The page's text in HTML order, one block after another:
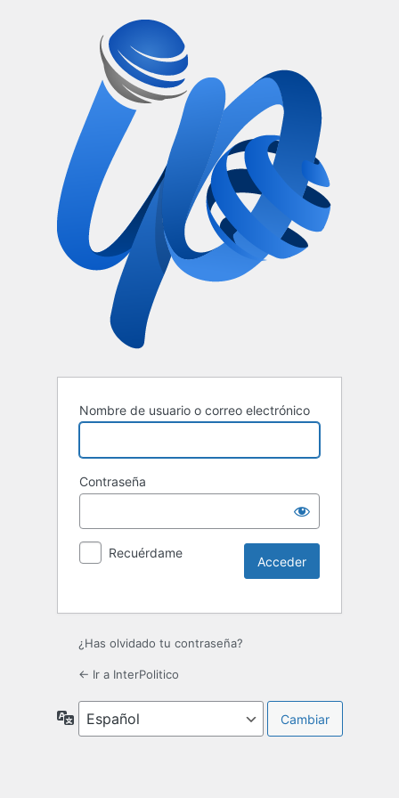
Nombre de usuario o correo electrónico
Contraseña
Recuérdame
¿Has olvidado tu contraseña?
← Ir a InterPolitico
Idioma